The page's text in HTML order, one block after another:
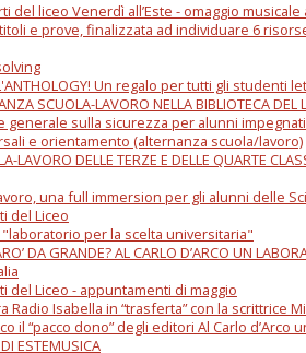
del liceo Venerdì all’Este - omaggio musicale
e prove, finalizzata ad individuare 6
Un regalo per tutti gli studenti
SCUOLA-LAVORO NELLA BIBLIOTECA DEL
generale sulla sicurezza per alunni
e orientamento (alternanza scuola/lavoro)
LAVORO DELLE TERZE E DELLE QUARTE
una full immersion per gli alunni delle
del Liceo
per la scelta universitaria"
DA GRANDE? AL CARLO D’ARCO UN
del Liceo - appuntamenti di maggio
Radio Isabella in “trasferta” con la scrittrice
il “pacco dono” degli editori Al Carlo d’Arco
ESTEMUSICA